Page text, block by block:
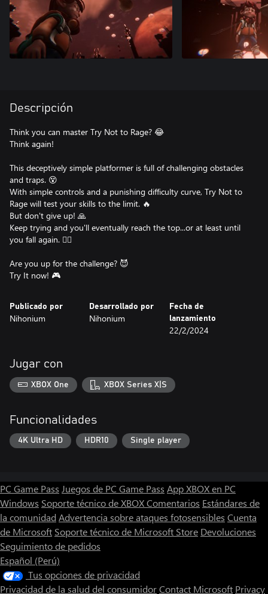
Descripción
Think you can master Try Not to Rage? 😂
Think again!
This deceptively simple platformer is full of challenging obstacles
and traps. 😵
With simple controls and a punishing difficulty curve, Try Not to
Rage will test your skills to the limit. 🔥
But don't give up! 🙏
Keep trying and you'll eventually reach the top...or at least until
you fall again. 🤦‍♂️
Are you up for the challenge? 😈
Publicado por
Nihonium
Desarrollado por
Nihonium
Fecha de
lanzamiento
22/2/2024
Jugar con
XBOX One XBOX Series X|S
Funcionalidades
4K Ultra HD HDR10 Single player
PC Game Pass Juegos de PC Game Pass App XBOX en PC
Windows Soporte técnico de XBOXComentarios Estándares de
la comunidad Advertencia sobre ataques fotosensibles Cuenta
de Microsoft Soporte técnico de Microsoft Store Devoluciones
Seguimiento de pedidos
Español (Perú)
Tus opciones de privacidad
Privacidad de la salud del consumidorContact Microsoft Privacy